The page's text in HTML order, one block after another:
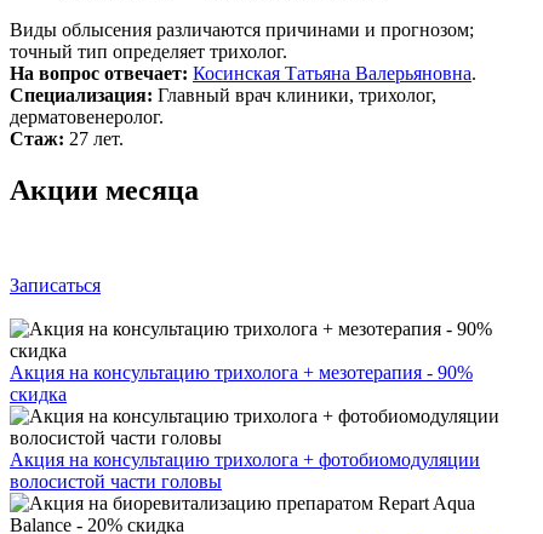
Виды облысения различаются причинами и прогнозом;
точный тип определяет трихолог.
На вопрос отвечает: Косинская Татьяна Валерьяновна.
Специализация: Главный врач клиники, трихолог,
дерматовенеролог.
Стаж: 27 лет.
Акции месяца
Записаться
Акция на консультацию трихолога + мезотерапия - 90%
скидка
Акция на консультацию трихолога + фотобиомодуляции
волосистой части головы